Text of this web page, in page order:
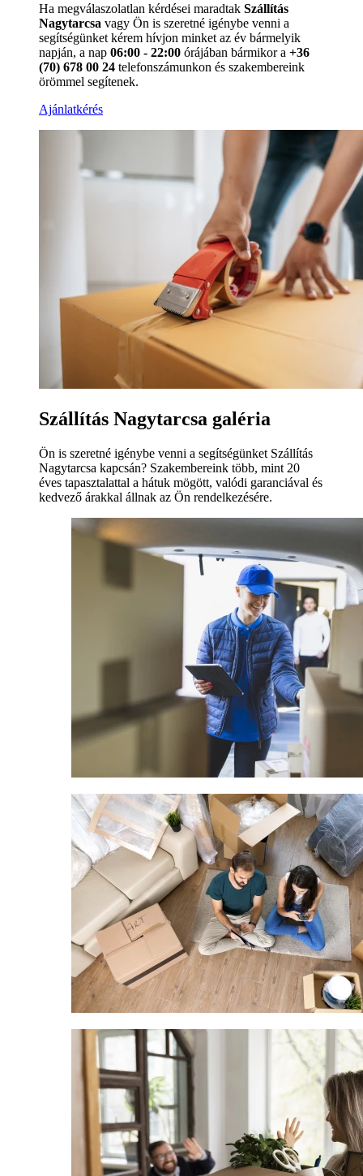
Ha megválaszolatlan kérdései maradtak Szállítás
Nagytarcsa vagy Ön is szeretné igénybe venni a
segítségünket kérem hívjon minket az év bármelyik
napján, a nap 06:00 - 22:00 órájában bármikor a +36
(70) 678 00 24 telefonszámunkon és szakembereink
örömmel segítenek.
Ajánlatkérés
Szállítás Nagytarcsa galéria
Ön is szeretné igénybe venni a segítségünket Szállítás
Nagytarcsa kapcsán? Szakembereink több, mint 20
éves tapasztalattal a hátuk mögött, valódi garanciával és
kedvező árakkal állnak az Ön rendelkezésére.